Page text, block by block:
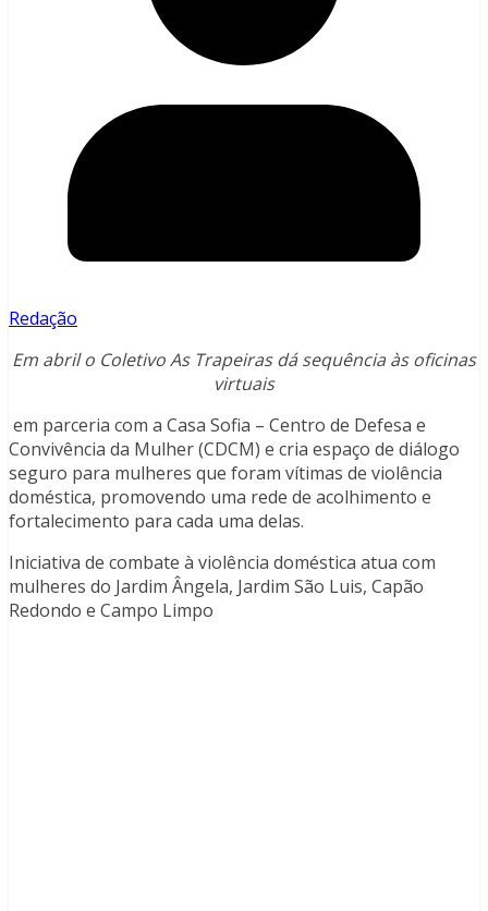
Redação
Em abril o Coletivo As Trapeiras dá sequência às oficinas
virtuais
em parceria com a Casa Sofia – Centro de Defesa e
Convivência da Mulher (CDCM) e cria espaço de diálogo
seguro para mulheres que foram vítimas de violência
doméstica, promovendo uma rede de acolhimento e
fortalecimento para cada uma delas.
Iniciativa de combate à violência doméstica atua com
mulheres do Jardim Ângela, Jardim São Luis, Capão
Redondo e Campo Limpo